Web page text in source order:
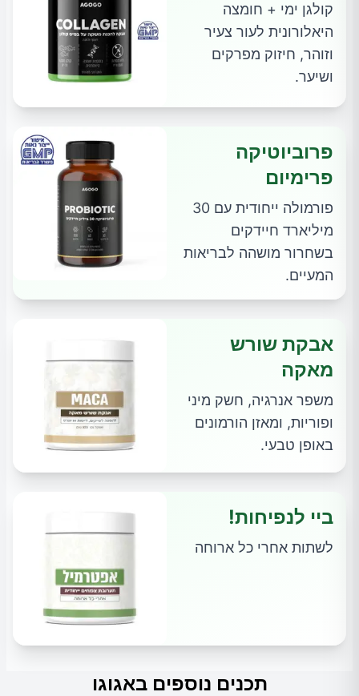
קולגן ימי + חומצה
היאלורונית לעור צעיר
וזוהר, חיזוק מפרקים
ושיער.
פרוביוטיקה
פרימיום
פורמולה ייחודית עם 30
מיליארד חיידקים
בשחרור מושהה לבריאות
המעיים.
אבקת שורש
מאקה
משפר אנרגיה, חשק מיני
ופוריות, ומאזן הורמונים
באופן טבעי.
ביי לנפיחות!
לשתות אחרי כל ארוחה
תכנים נוספים באגוגו